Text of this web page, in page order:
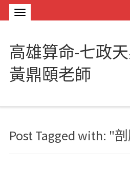
高雄算命-七政
黃鼎頤老師
Post Tagged with: "